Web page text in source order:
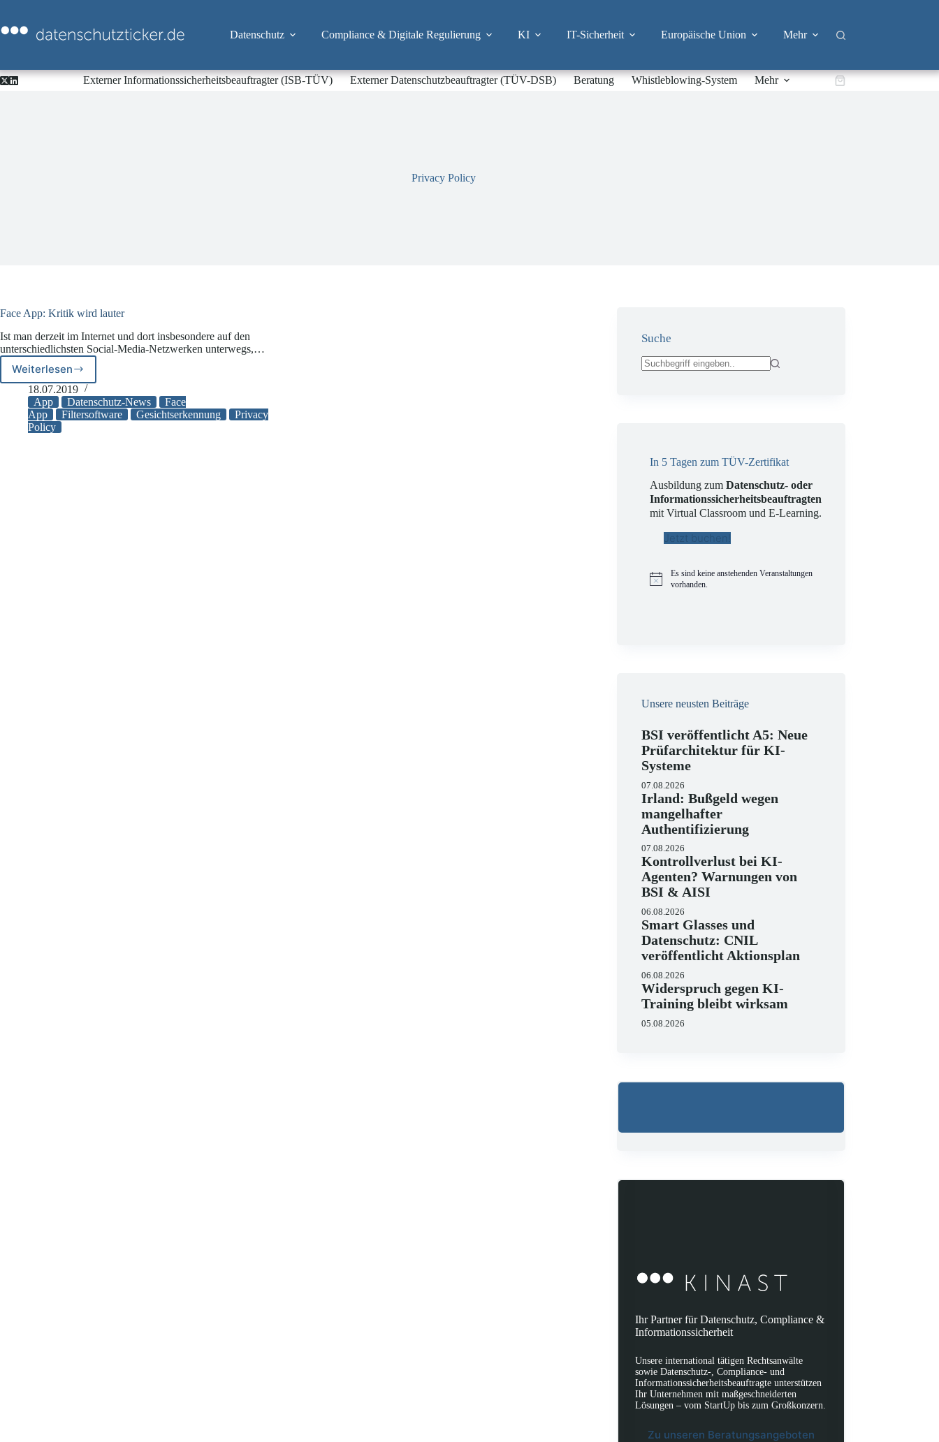
springen
Datenschutz Compliance & Digitale Regulierung KI IT-Sicherheit Europäische Union Mehr
Externer Informationssicherheitsbeauftragter (ISB-TÜV) Externer Datenschutzbeauftragter (TÜV-DSB) Beratung Whistleblowing-System Mehr Warenkorb
Privacy Policy
Face App: Kritik wird lauter
Ist man derzeit im Internet und dort insbesondere auf den
unterschiedlichsten Social-Media-Netzwerken unterwegs,…
Weiterlesen
Face
App:
Kritik
wird
lauter
18.07.2019
App
Datenschutz-News
Face
App
Filtersoftware Gesichtserkennung
Privacy
Policy
Suche
In 5 Tagen zum TÜV-Zertifikat
Ausbildung zumDatenschutz- oder
Informationssicherheitsbeauftragten
mit Virtual Classroom und E-Learning.
Jetzt buchen!
H
Es sind keine anstehenden Veranstaltungen
vorhanden.
Unsere neusten Beiträge
BSI veröffentlicht A5: Neue
Prüfarchitektur für KI-
Systeme
07.08.2026
Irland: Bußgeld wegen
mangelhafter
Authentifizierung
07.08.2026
Kontrollverlust bei KI-
Agenten? Warnungen von
BSI & AISI
06.08.2026
Smart Glasses und
Datenschutz: CNIL
veröffentlicht Aktionsplan
06.08.2026
Widerspruch gegen KI-
Training bleibt wirksam
05.08.2026
Ihr Partner für Datenschutz, Compliance &
Informationssicherheit
Unsere international tätigen Rechtsanwälte
sowie Datenschutz-, Compliance- und
Informationssicherheitsbeauftragte unterstützen
Ihr Unternehmen mit maßgeschneiderten
Lösungen – vom StartUp bis zum Großkonzern.
Zu unseren Beratungsangeboten